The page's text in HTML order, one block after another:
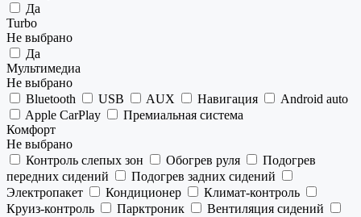
Да
Turbo
Не выбрано
Да
Мультимедиа
Не выбрано
Bluetooth
USB AUX Навигация
Android auto
Apple CarPlay
Премиальная система
Комфорт
Не выбрано
Контроль слепых зон
Обогрев руля
Подогрев
передних сидений
Подогрев задних сидений
Электропакет
Кондиционер
Климат-контроль
Круиз-контроль
Парктроник
Вентиляция сидений